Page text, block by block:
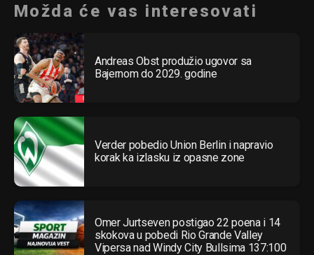
Možda će vas interesovati
Andreas Obst produžio ugovor sa
Bajernom do 2029. godine
Verder pobedio Union Berlin i napravio
korak ka izlasku iz opasne zone
Omer Jurtseven postigao 22 poena i 14
skokova u pobedi Rio Grande Valley
Vipersa nad Windy City Bullsima 137:100